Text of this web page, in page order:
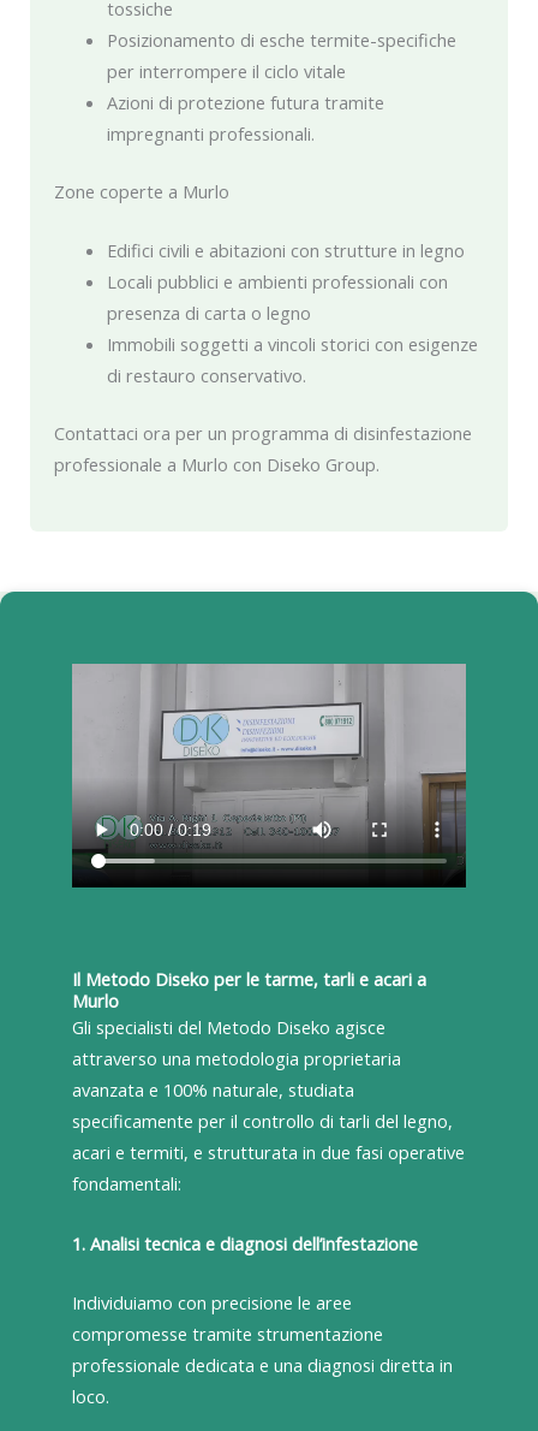
tossiche
Posizionamento di esche termite-specifiche
per interrompere il ciclo vitale
Azioni di protezione futura tramite
impregnanti professionali.
Zone coperte a Murlo
Edifici civili e abitazioni con strutture in legno
Locali pubblici e ambienti professionali con
presenza di carta o legno
Immobili soggetti a vincoli storici con esigenze
di restauro conservativo.
Contattaci ora per un programma di disinfestazione
professionale a Murlo con Diseko Group.
Il Metodo Diseko per le tarme, tarli e acari a
Murlo
Gli specialisti del Metodo Diseko agisce
attraverso una metodologia proprietaria
avanzata e 100% naturale, studiata
specificamente per il controllo di tarli del legno,
acari e termiti, e strutturata in due fasi operative
fondamentali:
1. Analisi tecnica e diagnosi dell’infestazione
Individuiamo con precisione le aree
compromesse tramite strumentazione
professionale dedicata e una diagnosi diretta in
loco.